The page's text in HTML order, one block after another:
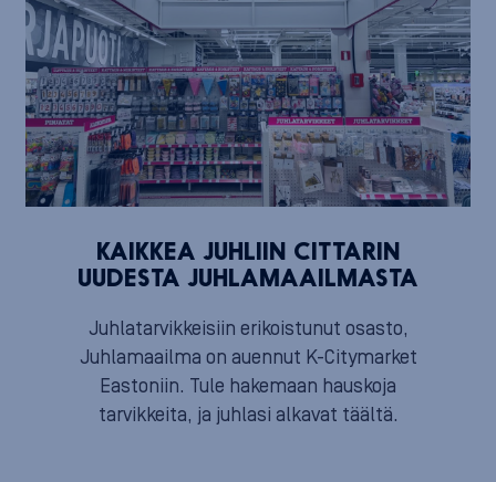
KAIKKEA JUHLIIN CITTARIN
UUDESTA JUHLAMAAILMASTA
Juhlatarvikkeisiin erikoistunut osasto,
Juhlamaailma on auennut K-Citymarket
Eastoniin. Tule hakemaan hauskoja
tarvikkeita, ja juhlasi alkavat täältä.